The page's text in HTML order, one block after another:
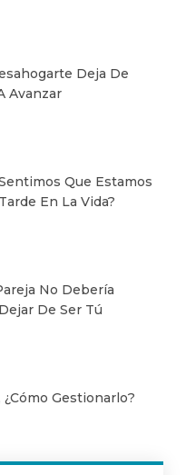
Deja De
Avanzar
Que Estamos
En La Vida?
No Debería
De Ser Tú
Gestionarlo?